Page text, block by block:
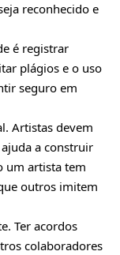
reconhecido e
é registrar
plágios e o uso
seguro em
Artistas devem
a construir
um artista tem
outros imitem
Ter acordos
colaboradores